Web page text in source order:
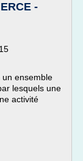
-
ensemble
lesquels une
activité